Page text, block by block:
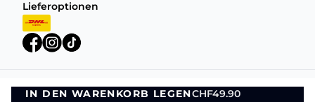
IN DEN WARENKORB LEGENCHF49.90
Lieferoptionen
Datenschutzrichtlinie Geschäftsbedingungen